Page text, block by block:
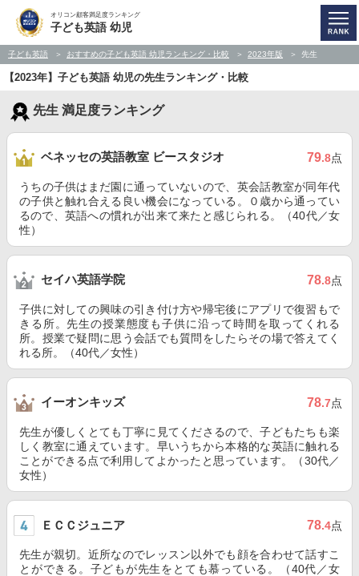
オリコン顧客満足度ランキング
子ども英語 幼児
子ども英語 おすすめの子ども英語 幼児ランキング・比較 2023年版 先生
【2023年】子ども英語 幼児の先生ランキング・比較
先生 満足度ランキング
ベネッセの英語教室 ビースタジオ 79.8点
うちの子供はまだ園に通っていないので、英会話教室が同年代
の子供と触れ合える良い機会になっている。０歳から通ってい
るので、英語への慣れが出来て来たと感じられる。（40代／女
性）
セイハ英語学院 78.8点
子供に対しての興味の引き付け方や帰宅後にアプリで復習もで
きる所。先生の授業態度も子供に沿って時間を取ってくれる
所。授業で疑問に思う会話でも質問をしたらその場で答えてく
れる所。（40代／女性）
イーオンキッズ 78.7点
先生が優しくとても丁寧に見てくださるので、子どもたちも楽
しく教室に通えています。早いうちから本格的な英語に触れる
ことができる点で利用してよかったと思っています。（30代／
女性）
ＥＣＣジュニア 78.4点
先生が親切。近所なのでレッスン以外でも顔を合わせて話すこ
とができる。子どもが先生をとても慕っている。（40代／女